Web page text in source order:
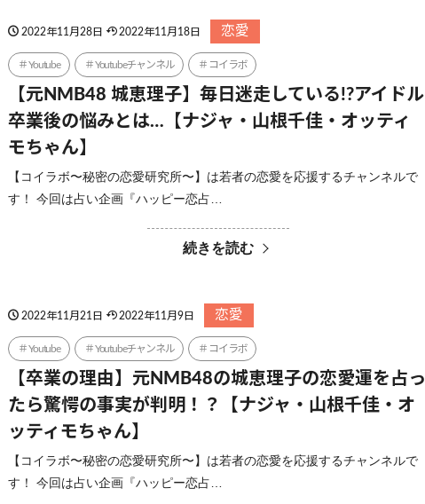
2022年11月28日 2022年11月18日 恋愛
Youtube Youtubeチャンネル コイラボ
【元NMB48 城恵理子】毎日迷走している!?アイドル
卒業後の悩みとは…【ナジャ・山根千佳・オッティ
モちゃん】
【コイラボ〜秘密の恋愛研究所〜】は若者の恋愛を応援するチャンネルで
す！ 今回は占い企画『ハッピー恋占…
続きを読む
2022年11月21日 2022年11月9日 恋愛
Youtube Youtubeチャンネル コイラボ
【卒業の理由】元NMB48の城恵理子の恋愛運を占っ
たら驚愕の事実が判明！？【ナジャ・山根千佳・オ
ッティモちゃん】
【コイラボ〜秘密の恋愛研究所〜】は若者の恋愛を応援するチャンネルで
す！ 今回は占い企画『ハッピー恋占…